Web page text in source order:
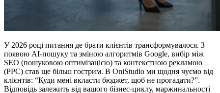
У 2026 році питання де брати клієнтів трансформувалося. З
появою AI-пошуку та зміною алгоритмів Google, вибір між
SEO (пошуковою оптимізацією) та контекстною рекламою
(PPC) став ще більш гострим. В OniStudio ми щодня чуємо від
клієнтів: “Куди мені вкласти бюджет, щоб не прогадати?”.
Відповідь залежить від вашого бізнес-циклу, маржинальності